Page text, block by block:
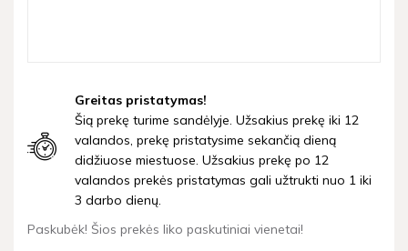
Greitas pristatymas!
Šią prekę turime sandėlyje. Užsakius prekę iki 12
valandos, prekę pristatysime sekančią dieną
didžiuose miestuose. Užsakius prekę po 12
valandos prekės pristatymas gali užtrukti nuo 1 iki
3 darbo dienų.
Paskubėk! Šios prekės liko paskutiniai vienetai!